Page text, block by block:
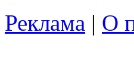
Реклама | О